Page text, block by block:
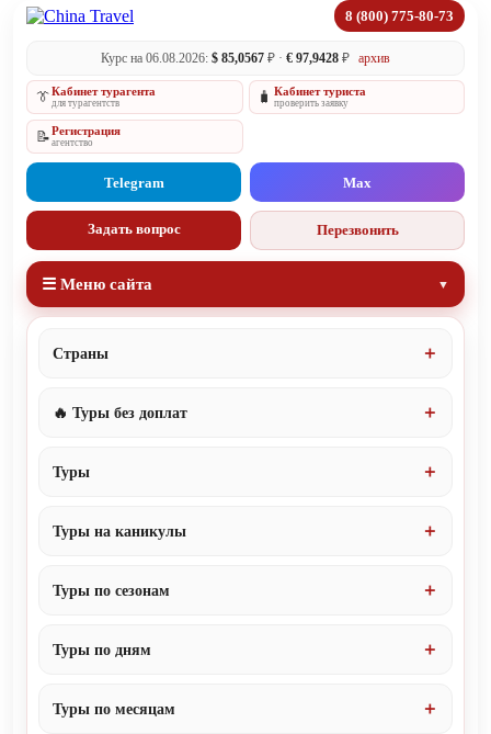
8 (800) 775-80-73
Курс на 06.08.2026: $ 85,0567 ₽ · € 97,9428 ₽ архив
👔Кабинет турагента
для турагентств 🧳 Кабинет туриста
проверить заявку
📝Регистрация
агентство
Telegram Max
Задать вопрос Перезвонить
☰ Меню сайта
Страны
🔥 Туры без доплат
Туры
Туры на каникулы
Туры по сезонам
Туры по дням
Туры по месяцам